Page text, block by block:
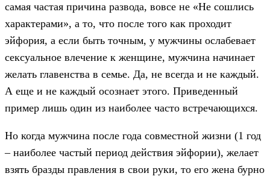
самая частая причина развода, вовсе не «Не сошлись
характерами», а то, что после того как проходит
эйфория, а если быть точным, у мужчины ослабевает
сексуальное влечение к женщине, мужчина начинает
желать главенства в семье. Да, не всегда и не каждый.
А еще и не каждый осознает этого. Приведенный
пример лишь один из наиболее часто встречающихся.
Но когда мужчина после года совместной жизни (1 год
– наиболее частый период действия эйфории), желает
взять бразды правления в свои руки, то его жена бурно